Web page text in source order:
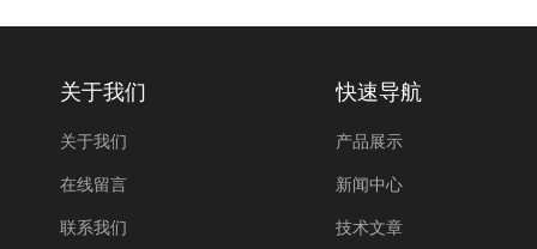
关于我们
关于我们
在线留言
联系我们
快速导航
产品展示
新闻中心
技术文章